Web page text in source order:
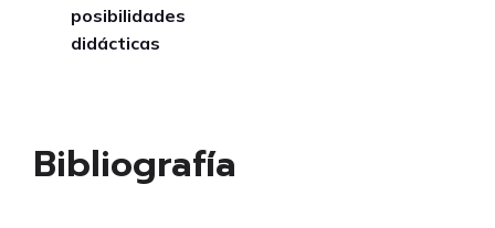
posibilidades
didácticas
Bibliografía